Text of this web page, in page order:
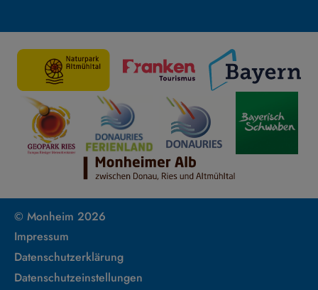
© Monheim 2026
Impressum
Datenschutzerklärung
Datenschutzeinstellungen